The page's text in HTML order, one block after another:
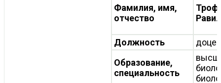
Фамилия, имя,
отчество
Должность
Образование,
специальность